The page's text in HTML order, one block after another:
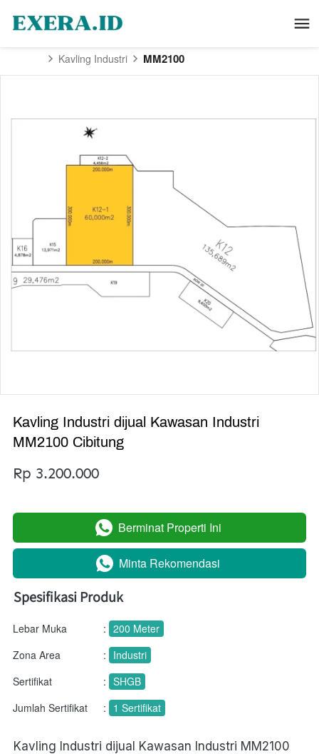
Kavling Industri MM2100
Kavling Industri dijual Kawasan Industri
MM2100 Cibitung
Rp 3.200.000
` Berminat Properti Ini
` Minta Rekomendasi
Spesifikasi Produk
Lebar Muka : 200 Meter
Zona Area
: Industri
Sertifikat
: SHGB
Jumlah Sertifikat
: 1 Sertifikat
Kavling Industri dijual Kawasan Industri MM2100